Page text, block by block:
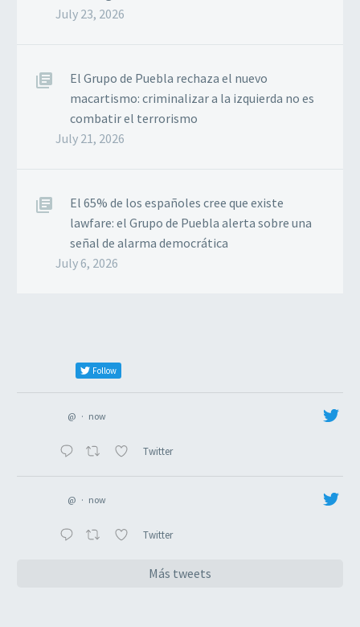
July 23, 2026
El Grupo de Puebla rechaza el nuevo
macartismo: criminalizar a la izquierda no es
combatir el terrorismo
July 21, 2026
El 65% de los españoles cree que existe
lawfare: el Grupo de Puebla alerta sobre una
señal de alarma democrática
July 6, 2026
Follow
@ · now
Twitter
@ · now
Twitter
Más tweets